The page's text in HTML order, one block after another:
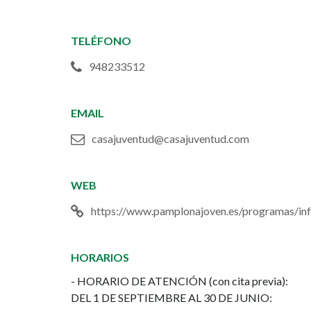
Casa
la
Juventud
TELÉFONO
948233512
EMAIL
casajuventud@casajuventud.com
WEB
https://www.pamplonajoven.es/programas/
HORARIOS
- HORARIO DE ATENCIÓN (con cita previa):
DEL 1 DE SEPTIEMBRE AL 30 DE JUNIO: